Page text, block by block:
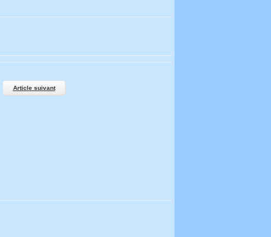
Article suivant